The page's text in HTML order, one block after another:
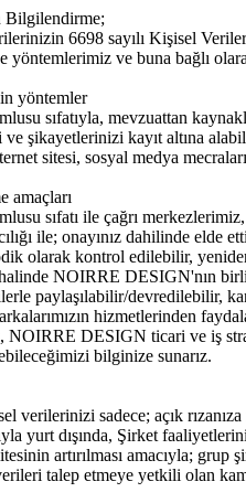
Bilgilendirme;
6698 sayılı Kişisel
yöntemlerimiz ve buna bağlı
yöntemler
sıfatıyla, mevzuattan
şikayetlerinizi kayıt altına
sitesi, sosyal medya
amaçları
sıfatı ile çağrı merkezlerimiz,
ile; onayınız dahilinde
olarak kontrol edilebilir,
NOIRRE DESIGN'nın
paylaşılabilir/devredilebilir,
hizmetlerinden
NOIRRE DESIGN ticari ve iş
bilginize sunarız.
sadece; açık
yurt dışında, Şirket
artırılması amacıyla;
talep etmeye yetkili olan